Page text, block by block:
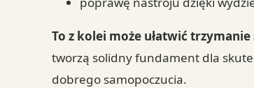
To z kolei może ułatwić
tworzą solidny fundament dla
dobrego samopoczucia.